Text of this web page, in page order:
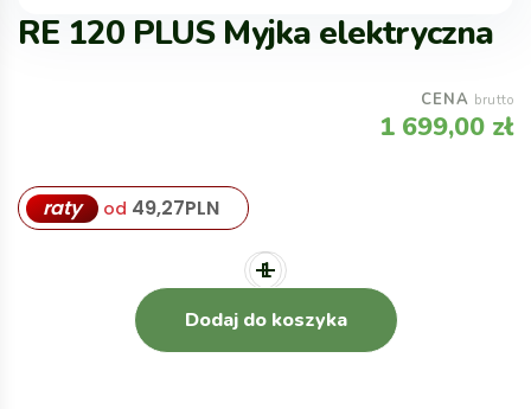
RE 120 PLUS Myjka elektryczna
CENA brutto
1 699,00 zł
raty od 49,27PLN
Dodaj do koszyka